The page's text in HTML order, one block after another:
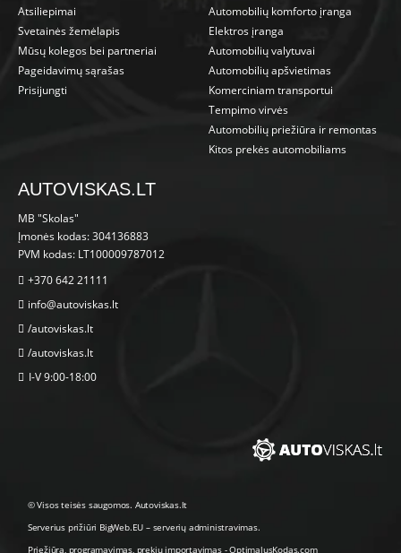
Atsiliepimai
Svetainės žemėlapis
Mūsų kolegos bei partneriai
Pageidavimų sąrašas
Prisijungti
Automobilių komforto įranga
Elektros įranga
Automobilių valytuvai
Automobilių apšvietimas
Komerciniam transportui
Tempimo virvės
Automobilių priežiūra ir remontas
Kitos prekės automobiliams
AUTOVISKAS.LT
MB "Skolas"
Įmonės kodas: 304136883
PVM kodas: LT100009787012
+370 642 21111
info@autoviskas.lt
/autoviskas.lt
/autoviskas.lt
I-V 9:00-18:00
© Visos teisės saugomos. Autoviskas.lt
Serverius prižiūri BigWeb.EU – serverių administravimas.
Priežiūra, programavimas prekių importavimas-OptimalusKodas.com